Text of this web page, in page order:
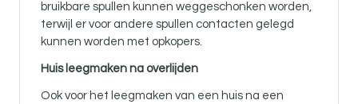
bruikbare spullen kunnen weggeschonken worden,
terwijl er voor andere spullen contacten gelegd
kunnen worden met opkopers.
Huis leegmaken na overlijden
Ook voor het leegmaken van een huis na een